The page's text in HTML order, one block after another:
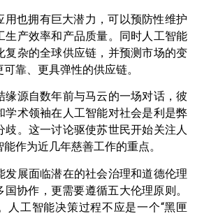
用也拥有巨大潜力，可以预防性维护
生产效率和产品质量。同时人工智能
复杂的全球供应链，并预测市场的变
靠、更具弹性的供应链。
缘源自数年前与马云的一场对话，彼
学术领袖在人工智能对社会是利是弊
歧。这一讨论驱使苏世民开始关注人
作为近几年慈善工作的重点。
发展面临潜在的社会治理和道德伦理
协作，更需要遵循五大伦理原则。
人工智能决策过程不应是一个“黑匣